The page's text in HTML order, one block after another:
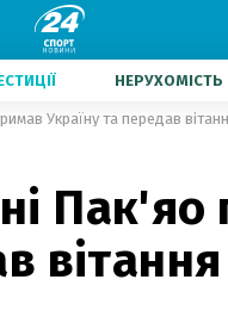
НЕРУХОМІСТЬ
Україну та передав
Пак'яо